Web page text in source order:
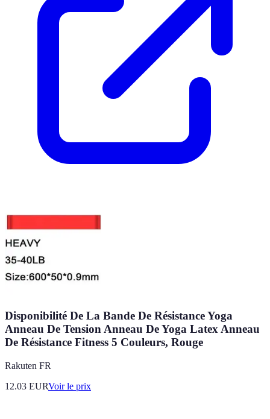
Disponibilité De La Bande De Résistance Yoga
Anneau De Tension Anneau De Yoga Latex Anneau
De Résistance Fitness 5 Couleurs, Rouge
Rakuten FR
12.03 EURVoir le prix